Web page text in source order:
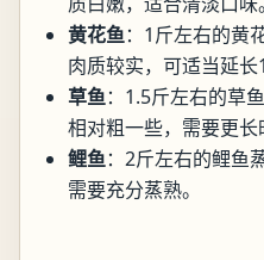
黄花鱼：1斤左右的黄
肉质较实，可适当延长
草鱼：1.5斤左右的草
相对粗一些，需要更长
鲤鱼：2斤左右的鲤鱼
需要充分蒸熟。